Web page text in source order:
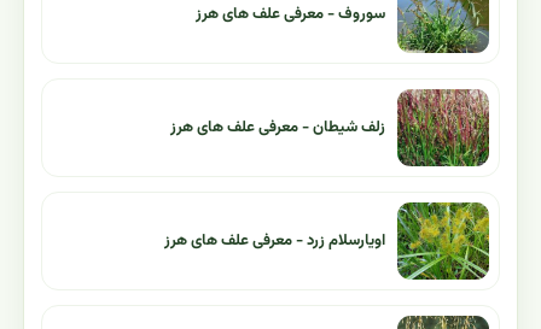
سوروف - معرفی علف های هرز
زلف شیطان - معرفی علف های هرز
اویارسلام زرد - معرفی علف های هرز